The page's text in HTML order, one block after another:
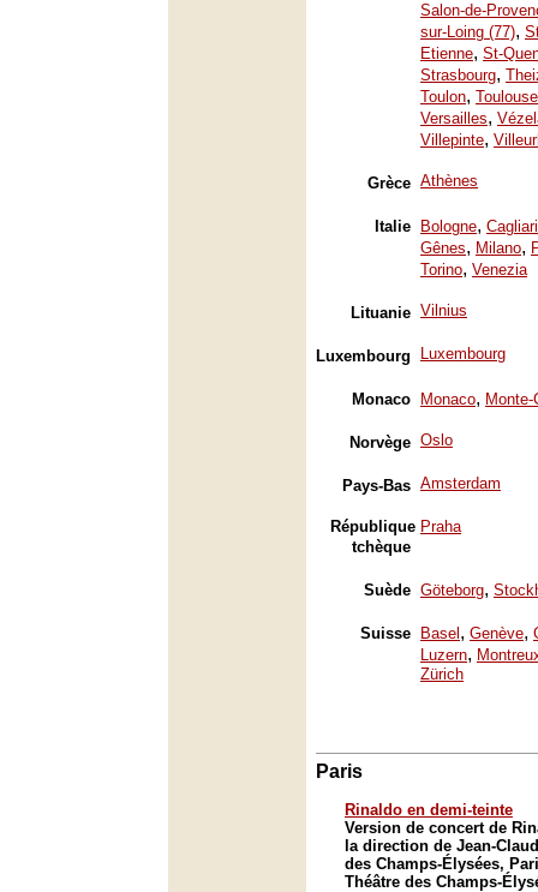
Salon-de-
sur-Loing (77),
Etienne, St-
Strasbourg,
Toulon, Toulouse
Versailles,
Villepinte,
Grèce Athènes
Italie Bologne, Cagliari
Gênes, Milano,
Torino, Venezia
Lituanie Vilnius
Luxembourg Luxembourg
Monaco Monaco, Monte-
Norvège Oslo
Pays-Bas Amsterdam
République
tchèque
Praha
Suède Göteborg,
Suisse Basel , Genève,
Luzern,
Zürich
Paris
Rinaldo en demi-teinte
Version de concert de
la direction de Jean-
des Champs-Élysées,
Théâtre des Champs-